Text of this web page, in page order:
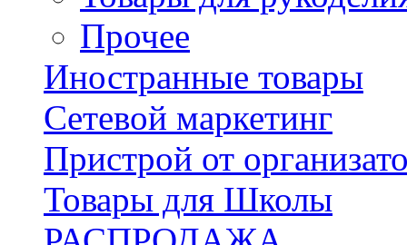
Прочее
Иностранные товары
Сетевой маркетинг
Пристрой от
Товары для Школы